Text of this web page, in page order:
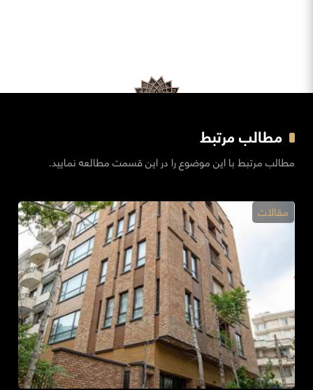
مطالب مرتبط
مطالب مرتبط با این موضوع را در این قسمت مطالعه نمایید.
مقالات